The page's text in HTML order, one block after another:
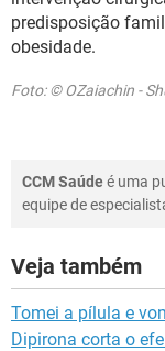
predisposição
obesidade.
Foto: © OZaiachin -
CCM Saúdeé uma
equipe de
Veja também
Tomei a pílula e
Dipirona corta o